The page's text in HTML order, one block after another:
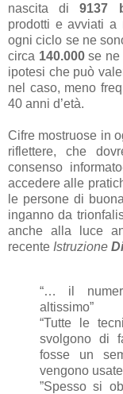
nascita di9137
prodotti e avviati a
ogni ciclo se ne
circa 140.000se ne
ipotesi che può
nel caso, meno
40 anni d’età.
Cifre mostruose in
riflettere, che
consenso
accedere alle
le persone di
inganno da
anche alla luce
recente Istruzione
“… il
altissimo”
“Tutte le
svolgono di
fosse un
vengono
”Spesso si